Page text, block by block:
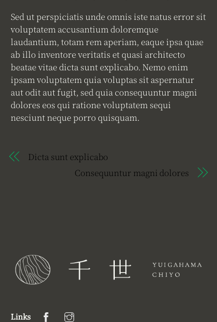
Sed ut perspiciatis unde omnis iste natus error sit
voluptatem accusantium doloremque
laudantium, totam rem aperiam, eaque ipsa quae
ab illo inventore veritatis et quasi architecto
beatae vitae dicta sunt explicabo. Nemo enim
ipsam voluptatem quia voluptas sit aspernatur
aut odit aut fugit, sed quia consequuntur magni
dolores eos qui ratione voluptatem sequi
nesciunt neque porro quisquam.
Dicta sunt explicabo
Consequuntur magni dolores
Links